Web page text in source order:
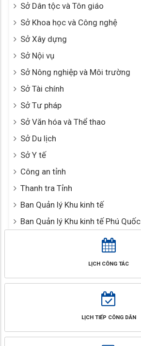
Sở Dân tộc và Tôn giáo
Sở Khoa học và Công nghệ
Sở Xây dựng
Sở Nội vụ
Sở Nông nghiệp và Môi trường
Sở Tài chính
Sở Tư pháp
Sở Văn hóa và Thể thao
Sở Du lịch
Sở Y tế
Công an tỉnh
Thanh tra Tỉnh
Ban Quản lý Khu kinh tế
Ban Quản lý Khu kinh tế Phú Quốc
LỊCH CÔNG TÁC
LỊCH TIẾP CÔNG DÂN